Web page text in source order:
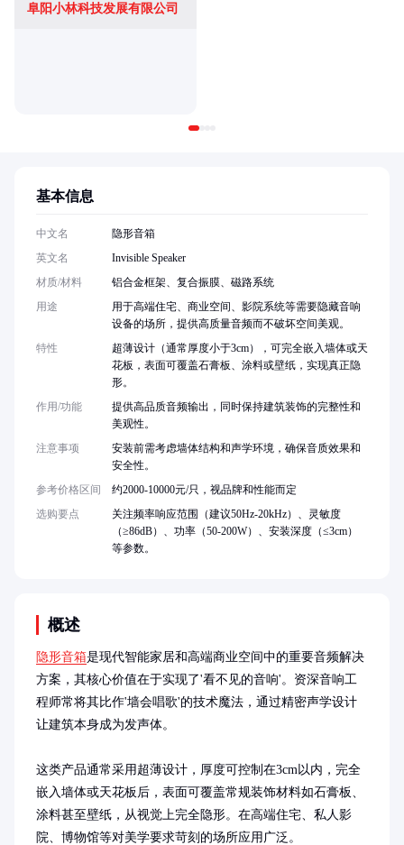
阜阳小林科技发展有限公司
概述
隐形音箱是现代智能家居和高端商业空间中的重要音频解决
方案，其核心价值在于实现了'看不见的音响'。资深音响工
程师常将其比作'墙会唱歌'的技术魔法，通过精密声学设计
让建筑本身成为发声体。
这类产品通常采用超薄设计，厚度可控制在3cm以内，完全
嵌入墙体或天花板后，表面可覆盖常规装饰材料如石膏板、
涂料甚至壁纸，从视觉上完全隐形。在高端住宅、私人影
院、博物馆等对美学要求苛刻的场所应用广泛。
基本信息
中文名
隐形音箱
英文名
Invisible Speaker
材质/材料
铝合金框架、复合振膜、磁路系统
用途
用于高端住宅、商业空间、影院系统等需要隐藏音响
设备的场所，提供高质量音频而不破坏空间美观。
特性
超薄设计（通常厚度小于3cm），可完全嵌入墙体或天
花板，表面可覆盖石膏板、涂料或壁纸，实现真正隐
形。
作用/功能
提供高品质音频输出，同时保持建筑装饰的完整性和
美观性。
注意事项
安装前需考虑墙体结构和声学环境，确保音质效果和
安全性。
参考价格区间
约2000-10000元/只，视品牌和性能而定
选购要点
关注频率响应范围（建议50Hz-20kHz）、灵敏度
（≥86dB）、功率（50-200W）、安装深度（≤3cm）
等参数。